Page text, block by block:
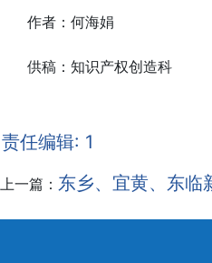
作者：何海娟
供稿：知识产权创造科
责任编辑: 1
上一篇： 东乡、宜黄、东临